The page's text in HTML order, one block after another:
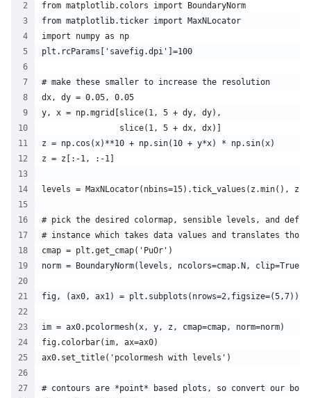
from matplotlib.colors import BoundaryNorm
from matplotlib.ticker import MaxNLocator
import numpy as np
plt.rcParams['savefig.dpi']=100
# make these smaller to increase the resolution
dx, dy = 0.05, 0.05
y, x = np.mgrid[slice(1, 5 + dy, dy),
                slice(1, 5 + dx, dx)]
z = np.cos(x)**10 + np.sin(10 + y*x) * np.sin(x)
z = z[:-1, :-1]
levels = MaxNLocator(nbins=15).tick_values(z.min(),
# pick the desired colormap, sensible levels, and
# instance which takes data values and translates
cmap = plt.get_cmap('PuOr')
norm = BoundaryNorm(levels, ncolors=cmap.N, clip=True)
fig, (ax0, ax1) = plt.subplots(nrows=2,figsize=(5,7))
im = ax0.pcolormesh(x, y, z, cmap=cmap, norm=norm)
fig.colorbar(im, ax=ax0)
ax0.set_title('pcolormesh with levels')
# contours are *point* based plots, so convert our